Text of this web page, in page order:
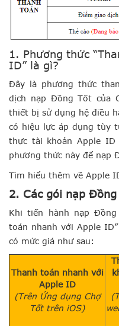
1. Phương thức
ID” là gì?
Đây là phương thức
dịch nạp Đồng Tốt của
thiết bị sử dụng hệ điều
có hiệu lực áp dụng tùy
thực tài khoản Apple
phương thức này để nạp
Tìm hiểu thêm về Apple
2. Các gói nạp
Khi tiến hành nạp
toán nhanh với Apple
có mức giá như sau:
Thanh toán nhanh với
Apple ID
(Trên Ứng dụng Chợ
Tốt trên iOS)